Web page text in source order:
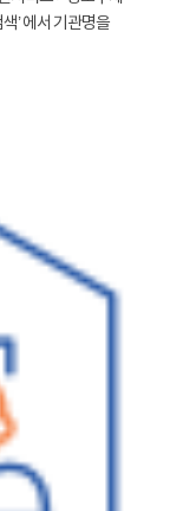
’ 에서 기관명을